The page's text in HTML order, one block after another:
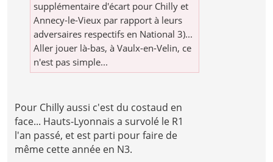
supplémentaire d'écart pour Chilly et
Annecy-le-Vieux par rapport à leurs
adversaires respectifs en National 3)...
Aller jouer là-bas, à Vaulx-en-Velin, ce
n'est pas simple...
Pour Chilly aussi c'est du costaud en
face... Hauts-Lyonnais a survolé le R1
l'an passé, et est parti pour faire de
même cette année en N3.